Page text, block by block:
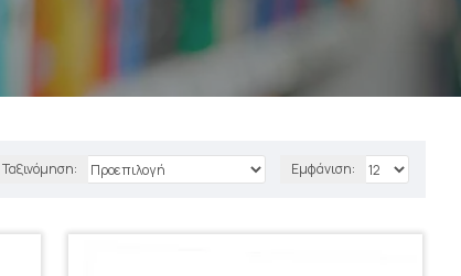
Ταξινόμηση: Εμφάνιση: